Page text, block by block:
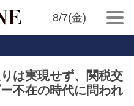
8/7(金)
は実現せず、関税交
不在の時代に問われ